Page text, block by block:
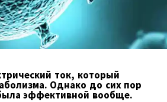
ток, который
Однако до сих пор
эффективной вообще.